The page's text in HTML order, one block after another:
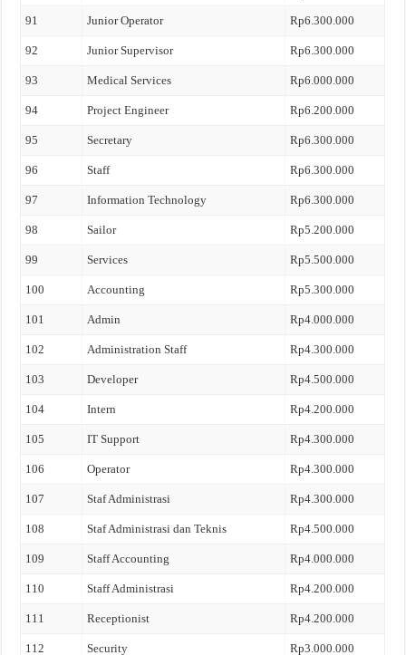
91 Junior Operator Rp6.300.000
92 Junior Supervisor Rp6.300.000
93 Medical Services Rp6.000.000
94 Project Engineer Rp6.200.000
95 Secretary Rp6.300.000
96 Staff Rp6.300.000
97 Information Technology Rp6.300.000
98 Sailor Rp5.200.000
99 Services Rp5.500.000
100 Accounting Rp5.300.000
101 Admin Rp4.000.000
102 Administration Staff Rp4.300.000
103 Developer Rp4.500.000
104 Intern Rp4.200.000
105 IT Support Rp4.300.000
106 Operator Rp4.300.000
107 Staf Administrasi Rp4.300.000
108 Staf Administrasi dan Teknis Rp4.500.000
109 Staff Accounting Rp4.000.000
110 Staff Administrasi Rp4.200.000
111 Receptionist Rp4.200.000
112 Security Rp3.000.000